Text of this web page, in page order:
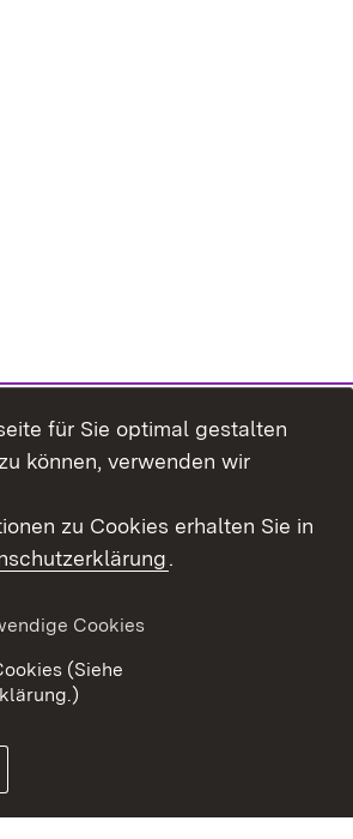
Erklärung zur
für Sie optimal gestalten
können, verwenden wir
zu Cookies erhalten Sie in
.
Cookies
(Siehe